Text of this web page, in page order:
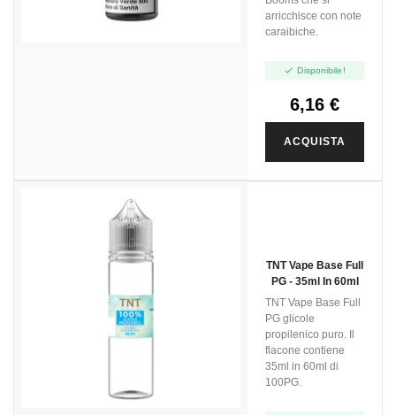
arricchisce con note
caraibiche.
 Disponibile!
6,16 €
ACQUISTA
TNT Vape Base Full
PG - 35ml In 60ml
TNT Vape Base Full
PG glicole
propilenico puro. Il
flacone contiene
35ml in 60ml di
100PG.